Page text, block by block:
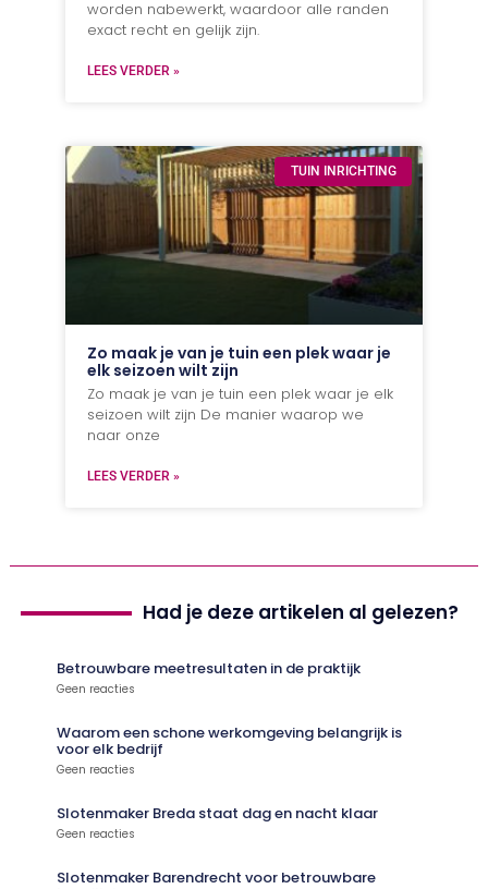
worden nabewerkt, waardoor alle randen
exact recht en gelijk zijn.
LEES VERDER »
TUIN INRICHTING
Zo maak je van je tuin een plek waar je
elk seizoen wilt zijn
Zo maak je van je tuin een plek waar je elk
seizoen wilt zijn De manier waarop we
naar onze
LEES VERDER »
Had je deze artikelen al gelezen?
Betrouwbare meetresultaten in de praktijk
Geen reacties
Waarom een schone werkomgeving belangrijk is
voor elk bedrijf
Geen reacties
Slotenmaker Breda staat dag en nacht klaar
Geen reacties
Slotenmaker Barendrecht voor betrouwbare